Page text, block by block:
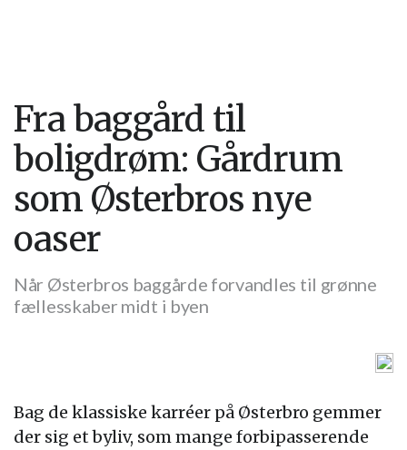
Fra baggård til
boligdrøm: Gårdrum
som Østerbros nye
oaser
Når Østerbros baggårde forvandles til grønne
fællesskaber midt i byen
Bag de klassiske karréer på Østerbro gemmer
der sig et byliv, som mange forbipasserende